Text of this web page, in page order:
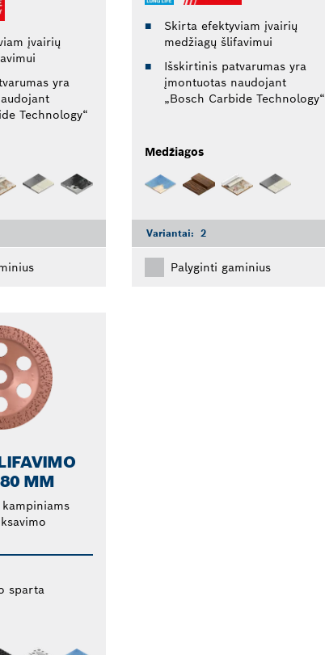
įvairių
yra
Technology“
Skirta efektyviam įvairių
medžiagų šlifavimui
Išskirtinis patvarumas yra
įmontuotas naudojant
„Bosch Carbide Technology“
Medžiagos
Variantai: 2
Palyginti gaminius
MM
sparta